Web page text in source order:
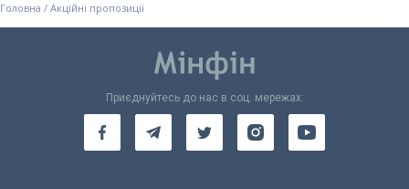
Головна / Акційні пропозиції
Приєднуйтесь до нас в соц. мережах: